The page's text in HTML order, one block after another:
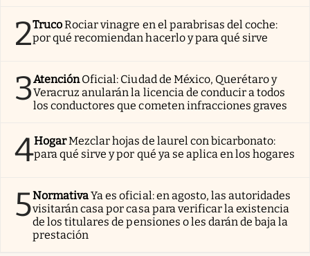
2TrucoRociar vinagre en el parabrisas del coche:
por qué recomiendan hacerlo y para qué sirve
3AtenciónOficial: Ciudad de México, Querétaro y
Veracruz anularán la licencia de conducir a todos
los conductores que cometen infracciones graves
4HogarMezclar hojas de laurel con bicarbonato:
para qué sirve y por qué ya se aplica en los hogares
5NormativaYa es oficial: en agosto, las autoridades
visitarán casa por casa para verificar la existencia
de los titulares de pensiones o les darán de baja la
prestación